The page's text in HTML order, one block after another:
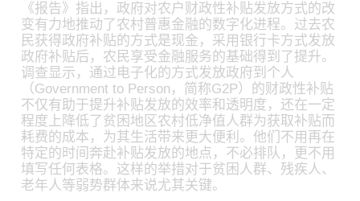
《报告》指出，政府对农户财政性补贴发放方式的改
变有力地推动了农村普惠金融的数字化进程。过去农
民获得政府补贴的方式是现金，采用银行卡方式发放
政府补贴后，农民享受金融服务的基础得到了提升。
调查显示，通过电子化的方式发放政府到个人
（Government to Person，简称G2P）的财政性补贴
不仅有助于提升补贴发放的效率和透明度，还在一定
程度上降低了贫困地区农村低净值人群为获取补贴而
耗费的成本，为其生活带来更大便利。他们不用再在
特定的时间奔赴补贴发放的地点，不必排队，更不用
填写任何表格。这样的举措对于贫困人群、残疾人、
老年人等弱势群体来说尤其关键。